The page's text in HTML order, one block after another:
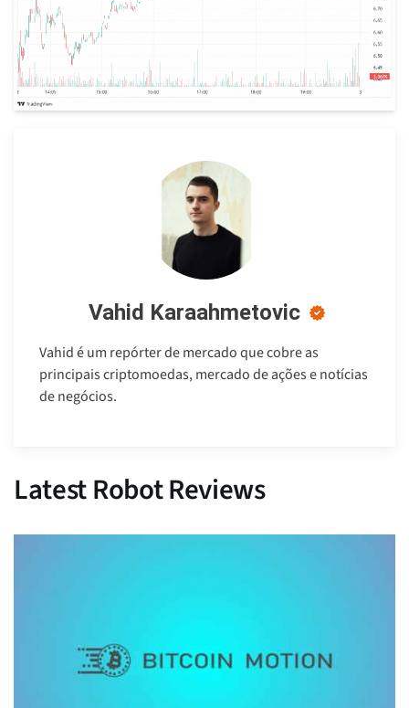
Vahid Karaahmetovic
Vahid é um repórter de mercado que cobre as
principais criptomoedas, mercado de ações e notícias
de negócios.
Latest Robot Reviews